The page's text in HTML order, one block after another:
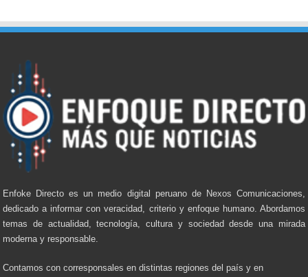
Enfoke Directo es un medio digital peruano de Nexos Comunicaciones,
dedicado a informar con veracidad, criterio y enfoque humano. Abordamos
temas de actualidad, tecnología, cultura y sociedad desde una mirada
moderna y responsable.
Contamos con corresponsales en distintas regiones del país y en